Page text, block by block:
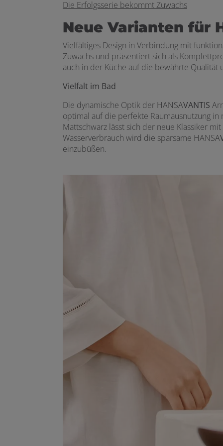
Die Erfolgsserie bekommt Zuwachs
Neue Varianten für
Vielfältiges Design in Verbindung mit
Zuwachs und präsentiert sich als
auch in der Küche auf die bewährte
Vielfalt im Bad
Die dynamische Optik der HANSAVANTIS
optimal auf die perfekte Raumausnutzung
Mattschwarz lässt sich der neue Klassiker
Wasserverbrauch wird die sparsame HANSA
einzubüßen.